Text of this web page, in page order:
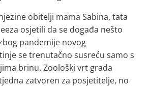
obitelji mama Sabina, tata
osjetili da se događa nešto
pandemije novog
se trenutačno susreću samo s
brinu. Zoološki vrt grada
zatvoren za posjetitelje, no